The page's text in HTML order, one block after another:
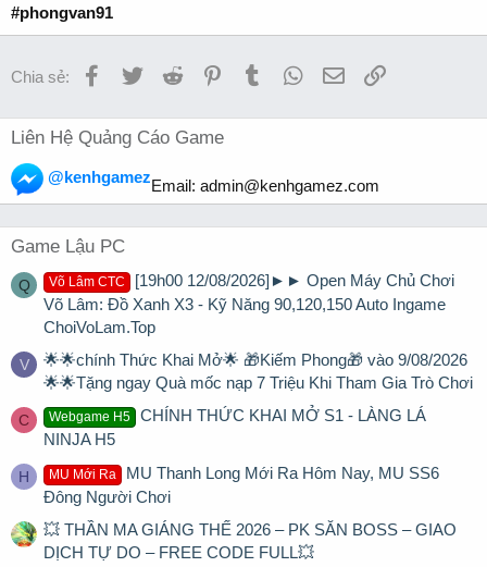
#phongvan91
Chia sẻ: Facebook
TwitterReddit PinterestTumblrWhatsApp
EmailLink
Liên Hệ Quảng Cáo Game
@kenhgamezEmail: admin@kenhgamez.com
Game Lậu PC
Q Võ Lâm CTC
[19h00 12/08/2026]►► Open Máy Chủ Chơi
Võ Lâm: Đồ Xanh X3 - Kỹ Năng 90,120,150 Auto Ingame
ChoiVoLam.Top
V
🌟🌟chính Thức Khai Mở🌟 🎁Kiếm Phong🎁 vào 9/08/2026
🌟🌟Tặng ngay Quà mốc nạp 7 Triệu Khi Tham Gia Trò Chơi
C Webgame H5
CHÍNH THỨC KHAI MỞ S1 - LÀNG LÁ
NINJA H5
H MU Mới Ra
MU Thanh Long Mới Ra Hôm Nay, MU SS6
Đông Người Chơi
💥 THẦN MA GIÁNG THẾ 2026 – PK SĂN BOSS – GIAO
DỊCH TỰ DO – FREE CODE FULL💥